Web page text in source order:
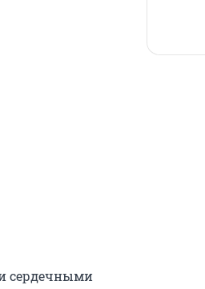
сердечными